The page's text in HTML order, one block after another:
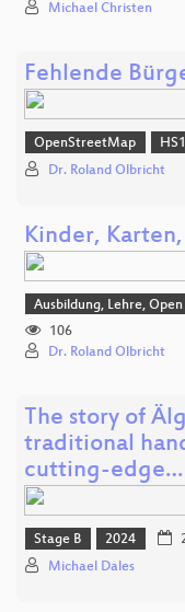
Michael Christen
Fehlende
OpenStreetMap
Dr. Roland Olbricht
Kinder,
Ausbildung, Lehre,
106
Dr. Roland Olbricht
The story of
traditional
cutting-edge…
Stage B 2024
Michael Dales